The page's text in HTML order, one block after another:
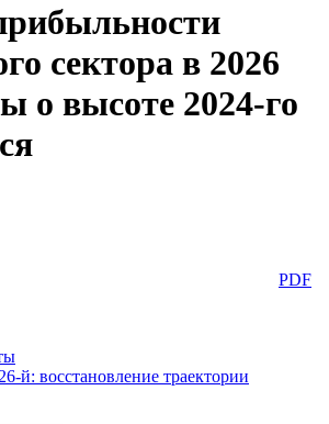
сектора в 2026
о высоте 2024-го
PDF
й: восстановление траектории